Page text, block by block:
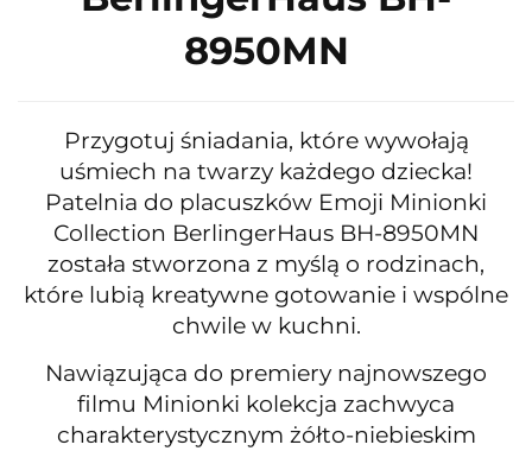
8950MN
Przygotuj śniadania, które wywołają
uśmiech na twarzy każdego dziecka!
Patelnia do placuszków Emoji Minionki
Collection BerlingerHaus BH-8950MN
została stworzona z myślą o rodzinach,
które lubią kreatywne gotowanie i wspólne
chwile w kuchni.
Nawiązująca do premiery najnowszego
filmu Minionki kolekcja zachwyca
charakterystycznym żółto-niebieskim